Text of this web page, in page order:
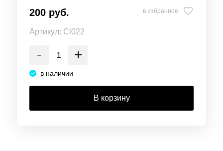
200 руб. в избранное
Артикул: Cl022
- +
в наличии
В корзину